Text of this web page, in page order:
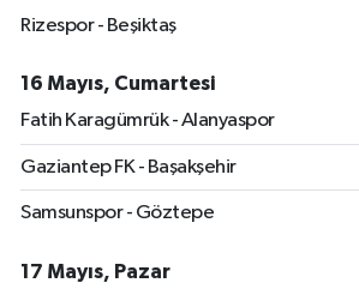
Rizespor - Beşiktaş
16 Mayıs, Cumartesi
Fatih Karagümrük - Alanyaspor
Gaziantep FK - Başakşehir
Samsunspor - Göztepe
17 Mayıs, Pazar